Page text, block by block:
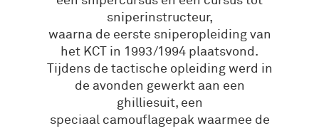
sniperinstructeur,
waarna de eerste sniperopleiding van
het KCT in 1993/1994 plaatsvond.
Tijdens de tactische opleiding werd in
de avonden gewerkt aan een
ghilliesuit, een
speciaal camouflagepak waarmee de